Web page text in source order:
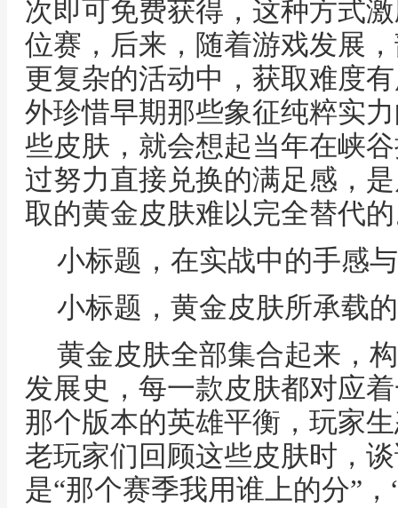
次即可免费获得，这种方式
位赛，后来，随着游戏发展
更复杂的活动中，获取难度
外珍惜早期那些象征纯粹实
些皮肤，就会想起当年在峡
过努力直接兑换的满足感，
取的黄金皮肤难以完全替代
小标题，在实战中的手感
小标题，黄金皮肤所承载
黄金皮肤全部集合起来，
发展史，每一款皮肤都对应
那个版本的英雄平衡，玩家
老玩家们回顾这些皮肤时，
是“那个赛季我用谁上的分”